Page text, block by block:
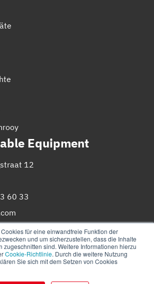
für eine einwandfreie Funktion der
und um sicherzustellen, dass die Inhalte
zugeschnitten sind. Weitere Informationen hierzu
Cookie-Richtlinie. Durch die weitere Nutzung
Sie sich mit dem Setzen von Cookies
Equipment
12
60 33